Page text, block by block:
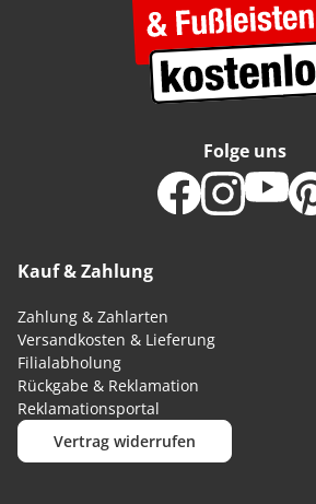
Kauf & Zahlung
Zahlung & Zahlarten
Versandkosten & Lieferung
Filialabholung
Rückgabe & Reklamation
Reklamationsportal
Vertrag widerrufen
Folge uns